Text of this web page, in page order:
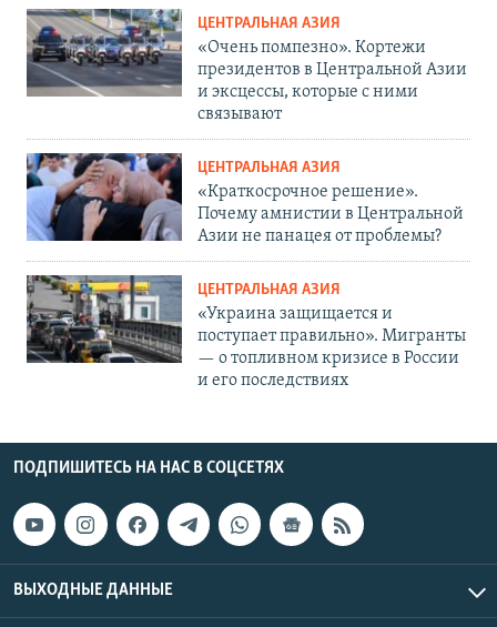
ЦЕНТРАЛЬНАЯ АЗИЯ
«Очень помпезно». Кортежи
президентов в Центральной Азии
и эксцессы, которые с ними
связывают
ЦЕНТРАЛЬНАЯ АЗИЯ
«Краткосрочное решение».
Почему амнистии в Центральной
Азии не панацея от проблемы?
ЦЕНТРАЛЬНАЯ АЗИЯ
«Украина защищается и
поступает правильно». Мигранты
— о топливном кризисе в России
и его последствиях
ПОДПИШИТЕСЬ НА НАС В СОЦСЕТЯХ
ВЫХОДНЫЕ ДАННЫЕ